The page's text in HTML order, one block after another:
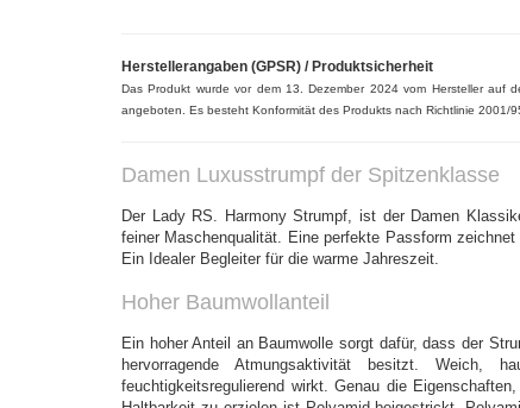
Herstellerangaben (GPSR) / Produktsicherheit
Das Produkt wurde vor dem 13. Dezember 2024 vom Hersteller
angeboten. Es besteht Konformität des Produkts nach Richtlinie 2001/
Damen Luxusstrumpf der Spitzenklasse
Der Lady RS. Harmony Strumpf, ist der Damen
feiner Maschenqualität. Eine perfekte Passform
Ein Idealer Begleiter für die warme Jahreszeit.
Hoher Baumwollanteil
Ein hoher Anteil an Baumwolle sorgt dafür, dass der
hervorragende Atmungsaktivität besitzt. Weich,
feuchtigkeitsregulierend wirkt. Genau die